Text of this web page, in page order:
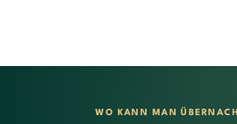
WO KANN MAN